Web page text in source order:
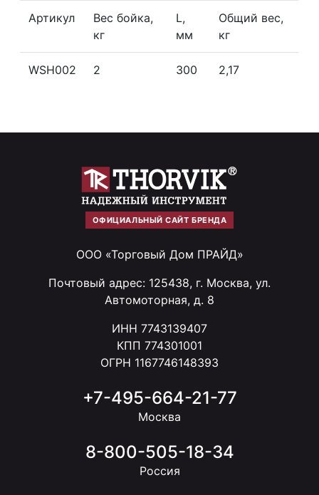
Артикул
Вес бойка,
кг
L,
мм
Общий вес,
кг
WSH002 2 300 2,17
ОФИЦИАЛЬНЫЙ САЙТ БРЕНДА
ООО «Торговый Дом ПРАЙД»
Почтовый адрес: 125438, г. Москва, ул.
Автомоторная, д. 8
ИНН 7743139407
КПП 774301001
ОГРН 1167746148393
+7-495-664-21-77
Москва
8-800-505-18-34
Россия